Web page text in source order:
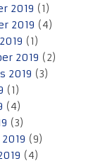
2019 (1)
2019 (4)
(1)
2019 (2)
2019 (3)
(1)
(4)
(3)
(9)
(4)